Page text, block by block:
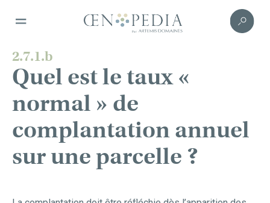
2.7.1.b
Quel est le taux «
normal » de
complantation annuel
sur une parcelle ?